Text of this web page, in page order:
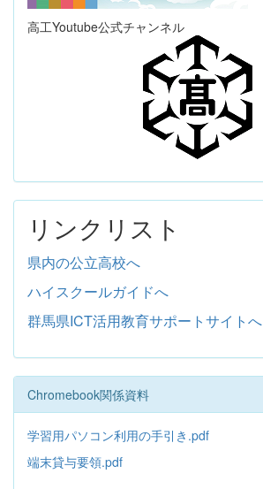
高工Youtube公式チャンネル
リンクリスト
県内の公立高校へ
ハイスクールガイドへ
群馬県ICT活用教育サポートサイトへ
Chromebook関係資料
学習用パソコン利用の手引き.pdf
端末貸与要領.pdf